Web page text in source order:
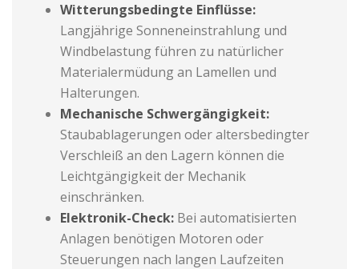
Witterungsbedingte Einflüsse:
Langjährige Sonneneinstrahlung und
Windbelastung führen zu natürlicher
Materialermüdung an Lamellen und
Halterungen.
Mechanische Schwergängigkeit:
Staubablagerungen oder altersbedingter
Verschleiß an den Lagern können die
Leichtgängigkeit der Mechanik
einschränken.
Elektronik-Check:Bei automatisierten
Anlagen benötigen Motoren oder
Steuerungen nach langen Laufzeiten